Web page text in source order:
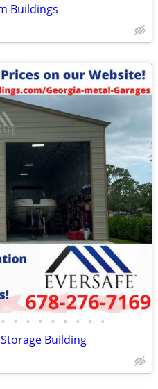
Buildings
• • • • • • • • •
Building